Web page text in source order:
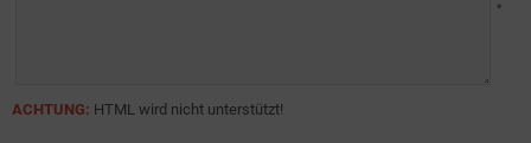
*
ACHTUNG: HTML wird nicht unterstützt!